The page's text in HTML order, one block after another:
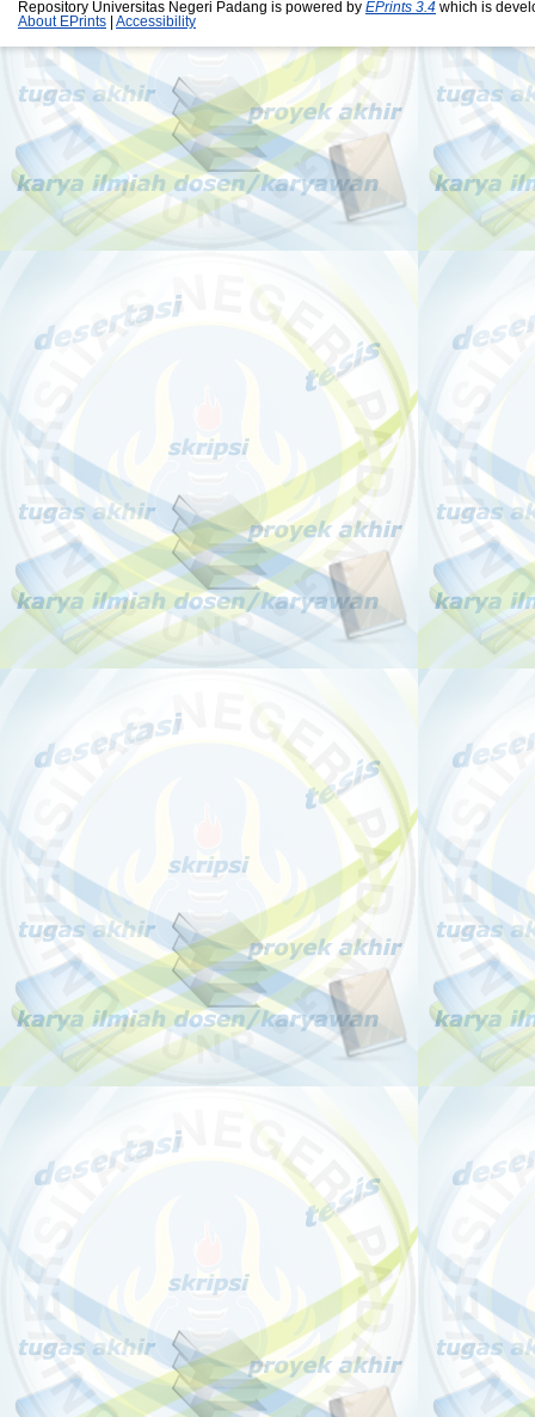
Repository Universitas Negeri Padang is powered by EPrints 3.4 which is
About EPrints
Accessibility